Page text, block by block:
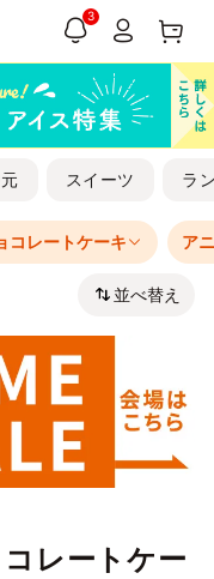
3
スイーツ ラ
コレートケーキ ア
並べ替え
レートケー